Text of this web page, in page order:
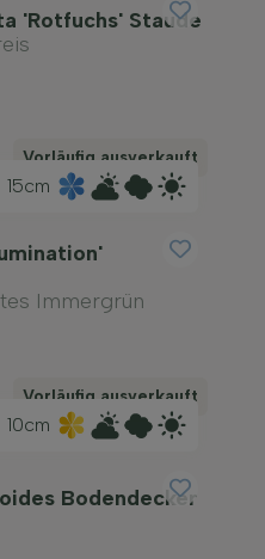
'Rotfuchs' Staude
Vorläufig ausverkauft
15cm
Immergrün
Vorläufig ausverkauft
10cm
Bodendecker